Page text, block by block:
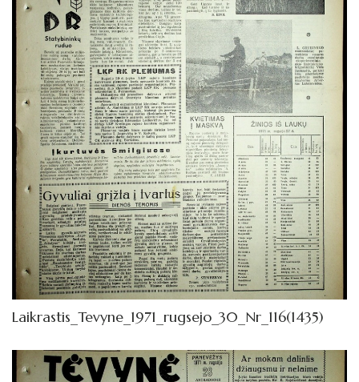
1972
1971
Sausis
Vasaris
Kovas
Balandis
Gegužė
Birželis
Liepa
Rugpjūtis
Spalis
Laikrastis_Tevyne_1971_rugsejo_30_Nr_116(1435)